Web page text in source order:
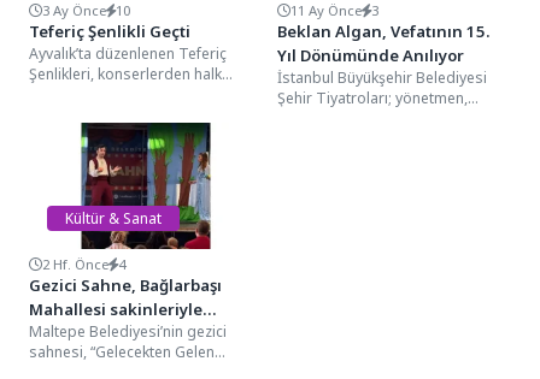
3 Ay Önce 10
Teferiç Şenlikli Geçti
Ayvalık’ta düzenlenen Teferiç
Şenlikleri, konserlerden halk
dopdolu programıyla büyük...
11 Ay Önce 3
Beklan Algan, Vefatının 15.
Yıl Dönümünde Anılıyor
İstanbul Büyükşehir Belediyesi
Şehir Tiyatroları; yönetmen,
Kültür & Sanat
2 Hf. Önce 4
Gezici Sahne, Bağlarbaşı
Mahallesi sakinleriyle
buluştu
Maltepe Belediyesi’nin gezici
sahnesi, “Gelecekten Gelen